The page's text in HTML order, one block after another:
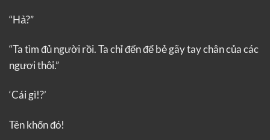
“Hả?”
“Ta tìm đủ người rồi. Ta chỉ đến để bẻ gãy tay chân của các
ngươi thôi.”
‘Cái gì!?’
Tên khốn đó!